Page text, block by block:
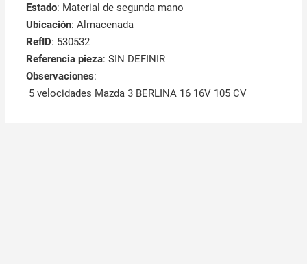
Estado: Material de segunda mano
Ubicación: Almacenada
RefID: 530532
Referencia pieza: SIN DEFINIR
Observaciones:
5 velocidades Mazda 3 BERLINA 16 16V 105 CV